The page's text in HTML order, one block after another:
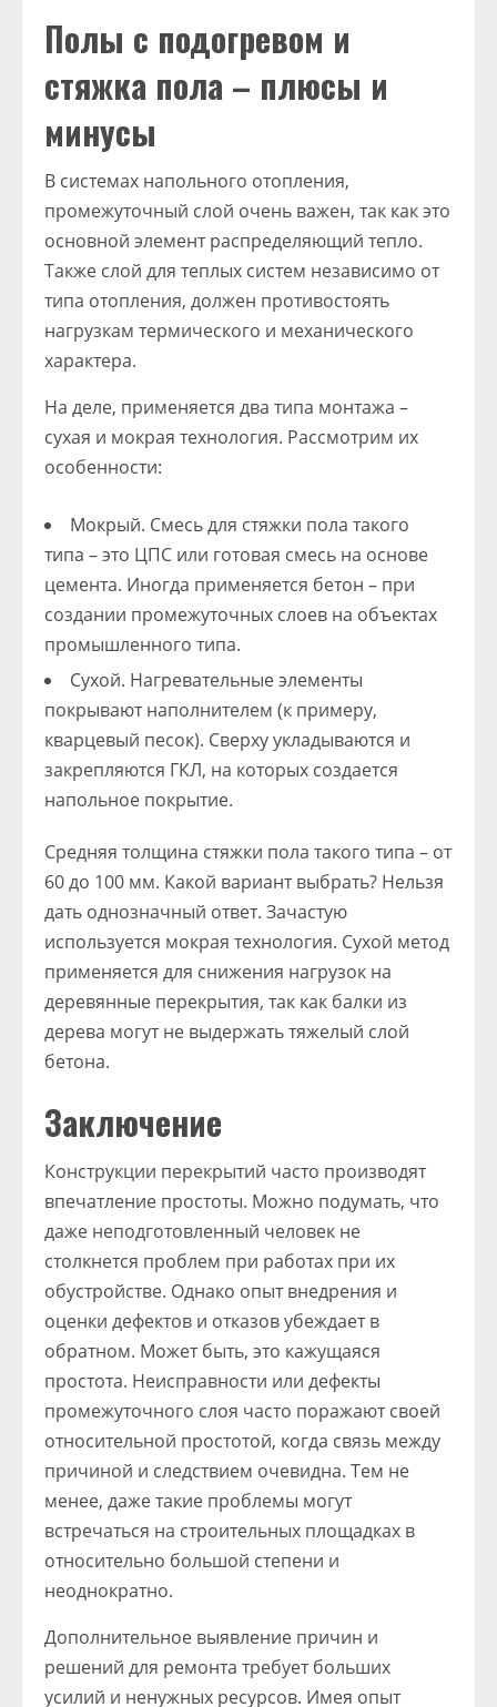
Полы с подогревом и
стяжка пола – плюсы и
минусы
В системах напольного отопления,
промежуточный слой очень важен, так как это
основной элемент распределяющий тепло.
Также слой для теплых систем независимо от
типа отопления, должен противостоять
нагрузкам термического и механического
характера.
На деле, применяется два типа монтажа –
сухая и мокрая технология. Рассмотрим их
особенности:
Мокрый. Смесь для стяжки пола такого
типа – это ЦПС или готовая смесь на основе
цемента. Иногда применяется бетон – при
создании промежуточных слоев на объектах
промышленного типа.
Сухой. Нагревательные элементы
покрывают наполнителем (к примеру,
кварцевый песок). Сверху укладываются и
закрепляются ГКЛ, на которых создается
напольное покрытие.
Средняя толщина стяжки пола такого типа – от
60 до 100 мм. Какой вариант выбрать? Нельзя
дать однозначный ответ. Зачастую
используется мокрая технология. Сухой метод
применяется для снижения нагрузок на
деревянные перекрытия, так как балки из
дерева могут не выдержать тяжелый слой
бетона.
Заключение
Конструкции перекрытий часто производят
впечатление простоты. Можно подумать, что
даже неподготовленный человек не
столкнется проблем при работах при их
обустройстве. Однако опыт внедрения и
оценки дефектов и отказов убеждает в
обратном. Может быть, это кажущаяся
простота. Неисправности или дефекты
промежуточного слоя часто поражают своей
относительной простотой, когда связь между
причиной и следствием очевидна. Тем не
менее, даже такие проблемы могут
встречаться на строительных площадках в
относительно большой степени и
неоднократно.
Дополнительное выявление причин и
решений для ремонта требует больших
усилий и ненужных ресурсов. Имея опыт